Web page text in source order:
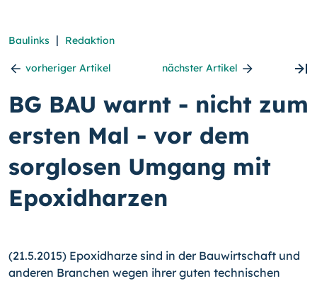
Baulinks | Redaktion
vorheriger Artikel nächster Artikel
BG BAU warnt - nicht zum
ersten Mal - vor dem
sorglosen Umgang mit
Epoxidharzen
(21.5.2015) Epoxidharze sind in der Bauwirtschaft und
anderen Branchen wegen ihrer guten technischen